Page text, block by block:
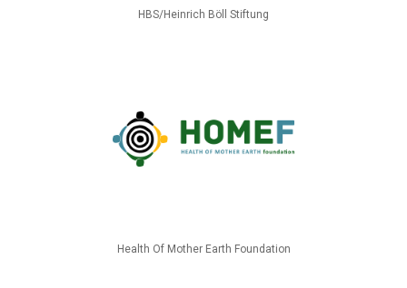
HBS/Heinrich Böll Stiftung
Health Of Mother Earth Foundation